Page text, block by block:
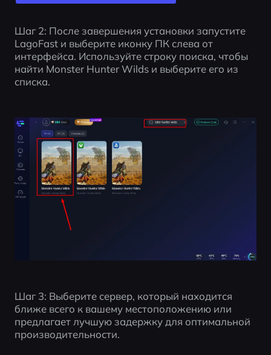
Шаг 2: После завершения установки запустите
LagoFast и выберите иконку ПК слева от
интерфейса. Используйте строку поиска, чтобы
найти Monster Hunter Wilds и выберите его из
списка.
Шаг 3: Выберите сервер, который находится
ближе всего к вашему местоположению или
предлагает лучшую задержку для оптимальной
производительности.